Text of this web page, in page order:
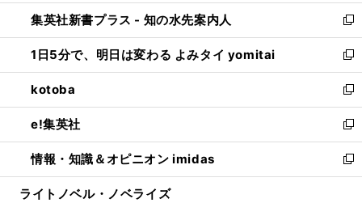
く
ン
ド
ウ
で
開
く
ウ
ィ
ン
ド
ウ
で
開
く
し
い
ウ
ィ
ン
ド
ウ
で
開
く
集英社新書プラス - 知の水先案内人
新
し
い
ウ
ィ
ン
ド
ウ
で
開
1日5分で、明日は変わる よみタイ yomitai
新
し
い
ウ
ィ
ン
ド
ウ
kotoba
新
し
い
ウ
ィ
ン
e!集英社
新
し
い
ウ
情報・知識＆オピニオン imidas
新
し
ライトノベル・ノベライズ